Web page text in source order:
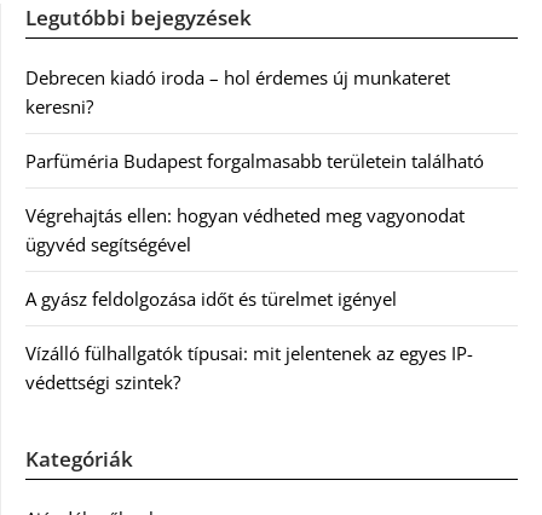
Legutóbbi bejegyzések
Debrecen kiadó iroda – hol érdemes új munkateret
keresni?
Parfüméria Budapest forgalmasabb területein található
Végrehajtás ellen: hogyan védheted meg vagyonodat
ügyvéd segítségével
A gyász feldolgozása időt és türelmet igényel
Vízálló fülhallgatók típusai: mit jelentenek az egyes IP-
védettségi szintek?
Kategóriák